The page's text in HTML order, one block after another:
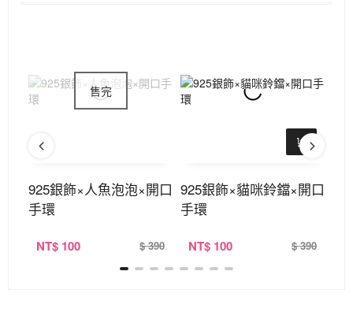
925銀飾×人魚泡泡×開口
手環
NT$ 100 $ 390
925銀飾×貓咪鈴鐺×開口
手環
NT$ 100 $ 390